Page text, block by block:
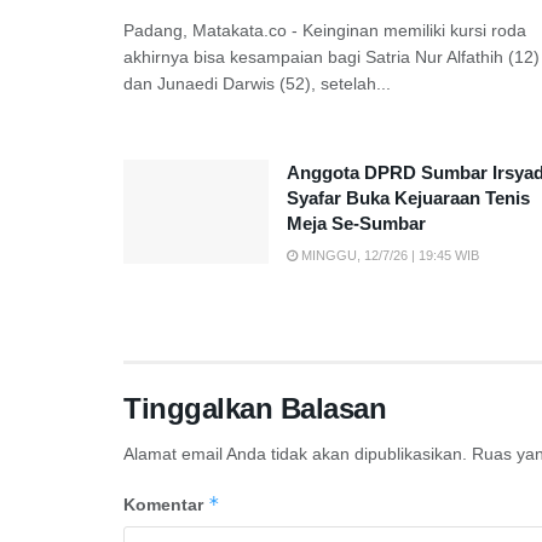
Padang, Matakata.co - Keinginan memiliki kursi roda
akhirnya bisa kesampaian bagi Satria Nur Alfathih (12)
dan Junaedi Darwis (52), setelah...
Anggota DPRD Sumbar
Syafar Buka Kejuaraan Tenis
Meja Se-Sumbar
MINGGU, 12/7/26 | 19:45 WIB
Tinggalkan Balasan
Alamat email Anda tidak akan dipublikasikan. Ruas
Komentar *